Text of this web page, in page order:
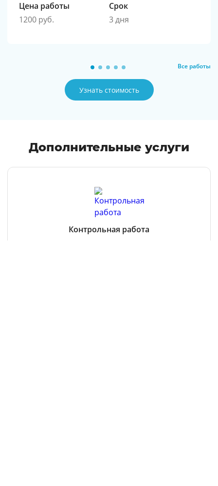
Цена работы
1200 руб.
Срок
3 дня
Все работы
Узнать стоимость
Дополнительные услуги
Контрольная работа